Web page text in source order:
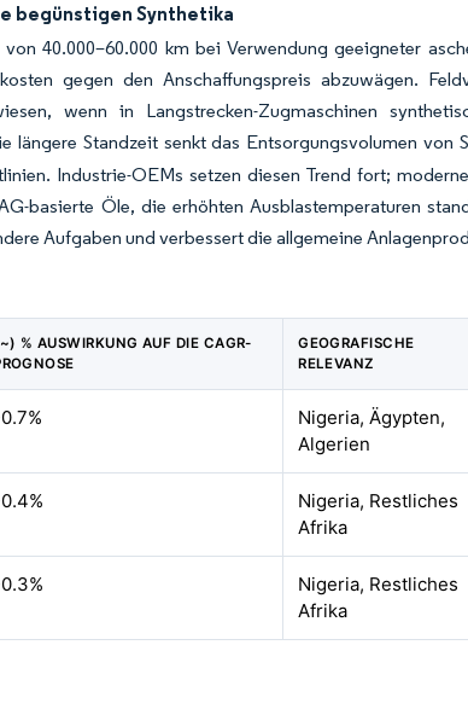
begünstigen Synthetika
40.000–60.000 km bei Verwendung geeigneter
gegen den Anschaffungspreis abzuwägen.
wenn in Langstrecken-Zugmaschinen
längere Standzeit senkt das Entsorgungsvolumen von
Industrie-OEMs setzen diesen Trend fort;
basierte Öle, die erhöhten Ausblastemperaturen
Aufgaben und verbessert die allgemeine
% AUSWIRKUNG AUF DIE CAGR-
GEOGRAFISCHE
RELEVANZ
Nigeria, Ägypten,
Algerien
Nigeria, Restliches
Afrika
Nigeria, Restliches
Afrika